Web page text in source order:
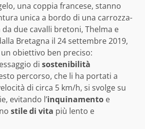
una coppia francese, stanno
unica a bordo di una carrozza-
due cavalli bretoni, Thelma e
Bretagna il 24 settembre 2019,
obiettivo ben preciso:
di sostenibilità
percorso, che li ha portati a
di circa 5 km/h, si svolge su
evitando l’inquinamento e
stile di vita più lento e